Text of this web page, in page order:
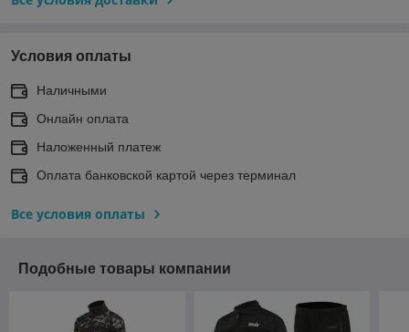
Условия оплаты
Наличными
Онлайн оплата
Наложенный платеж
Оплата банковской картой через терминал
Все условия оплаты
Подобные товары компании